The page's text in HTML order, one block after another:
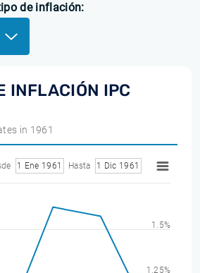
de inflación:
INFLACIÓN IPC
in 1961
1 Ene 1961 Hasta 1 Dic 1961
1.25%
1.5%